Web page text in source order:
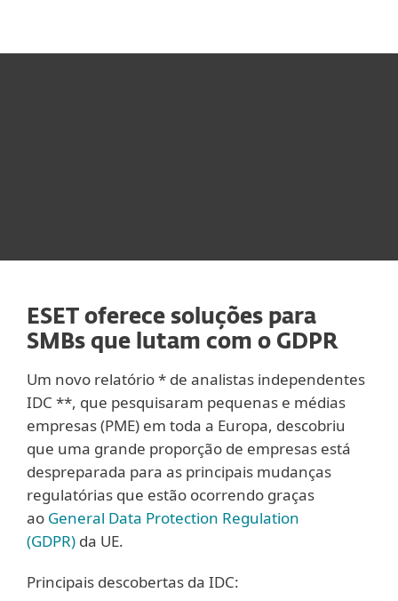
ESET oferece soluções para
SMBs que lutam com o GDPR
Um novo relatório * de analistas independentes
IDC **, que pesquisaram pequenas e médias
empresas (PME) em toda a Europa, descobriu
que uma grande proporção de empresas está
despreparada para as principais mudanças
regulatórias que estão ocorrendo graças
ao General Data Protection Regulation
(GDPR) da UE.
Principais descobertas da IDC: